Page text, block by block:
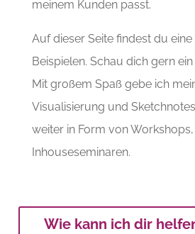
meinem Kunden passt.
Auf dieser Seite findest du eine
Beispielen. Schau dich gern
Mit großem Spaß gebe ich
Visualisierung und
weiter in Form von
Inhouseseminaren.
Wie kann ich dir